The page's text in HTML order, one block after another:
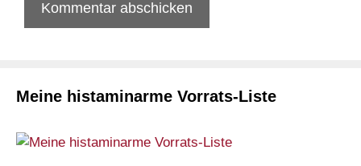
Meine histaminarme Vorrats-Liste